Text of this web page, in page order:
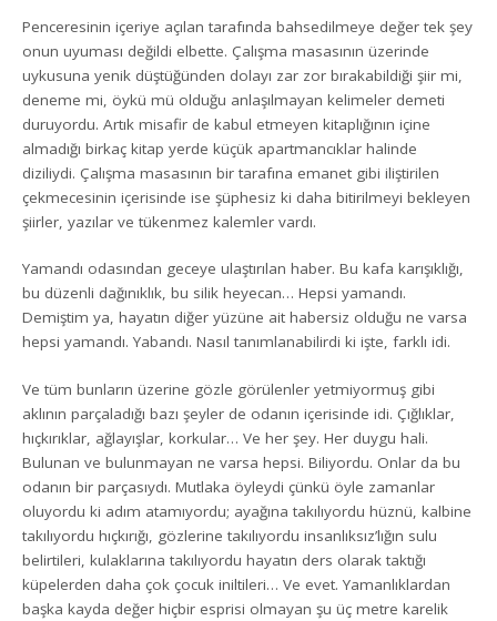
Penceresinin içeriye açılan tarafında bahsedilmeye değer tek şey
onun uyuması değildi elbette. Çalışma masasının üzerinde
uykusuna yenik düştüğünden dolayı zar zor bırakabildiği şiir mi,
deneme mi, öykü mü olduğu anlaşılmayan kelimeler demeti
duruyordu. Artık misafir de kabul etmeyen kitaplığının içine
almadığı birkaç kitap yerde küçük apartmancıklar halinde
diziliydi. Çalışma masasının bir tarafına emanet gibi iliştirilen
çekmecesinin içerisinde ise şüphesiz ki daha bitirilmeyi bekleyen
şiirler, yazılar ve tükenmez kalemler vardı.
Yamandı odasından geceye ulaştırılan haber. Bu kafa karışıklığı,
bu düzenli dağınıklık, bu silik heyecan… Hepsi yamandı.
Demiştim ya, hayatın diğer yüzüne ait habersiz olduğu ne varsa
hepsi yamandı. Yabandı. Nasıl tanımlanabilirdi ki işte, farklı idi.
Ve tüm bunların üzerine gözle görülenler yetmiyormuş gibi
aklının parçaladığı bazı şeyler de odanın içerisinde idi. Çığlıklar,
hıçkırıklar, ağlayışlar, korkular… Ve her şey. Her duygu hali.
Bulunan ve bulunmayan ne varsa hepsi. Biliyordu. Onlar da bu
odanın bir parçasıydı. Mutlaka öyleydi çünkü öyle zamanlar
oluyordu ki adım atamıyordu; ayağına takılıyordu hüznü, kalbine
takılıyordu hıçkırığı, gözlerine takılıyordu insanlıksız’lığın sulu
belirtileri, kulaklarına takılıyordu hayatın ders olarak taktığı
küpelerden daha çok çocuk iniltileri… Ve evet. Yamanlıklardan
başka kayda değer hiçbir esprisi olmayan şu üç metre karelik